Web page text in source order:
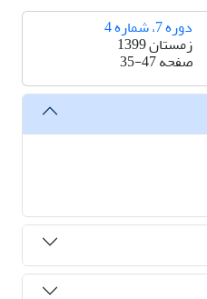
دوره 7، شماره 4
زمستان 1399
صفحه35-47